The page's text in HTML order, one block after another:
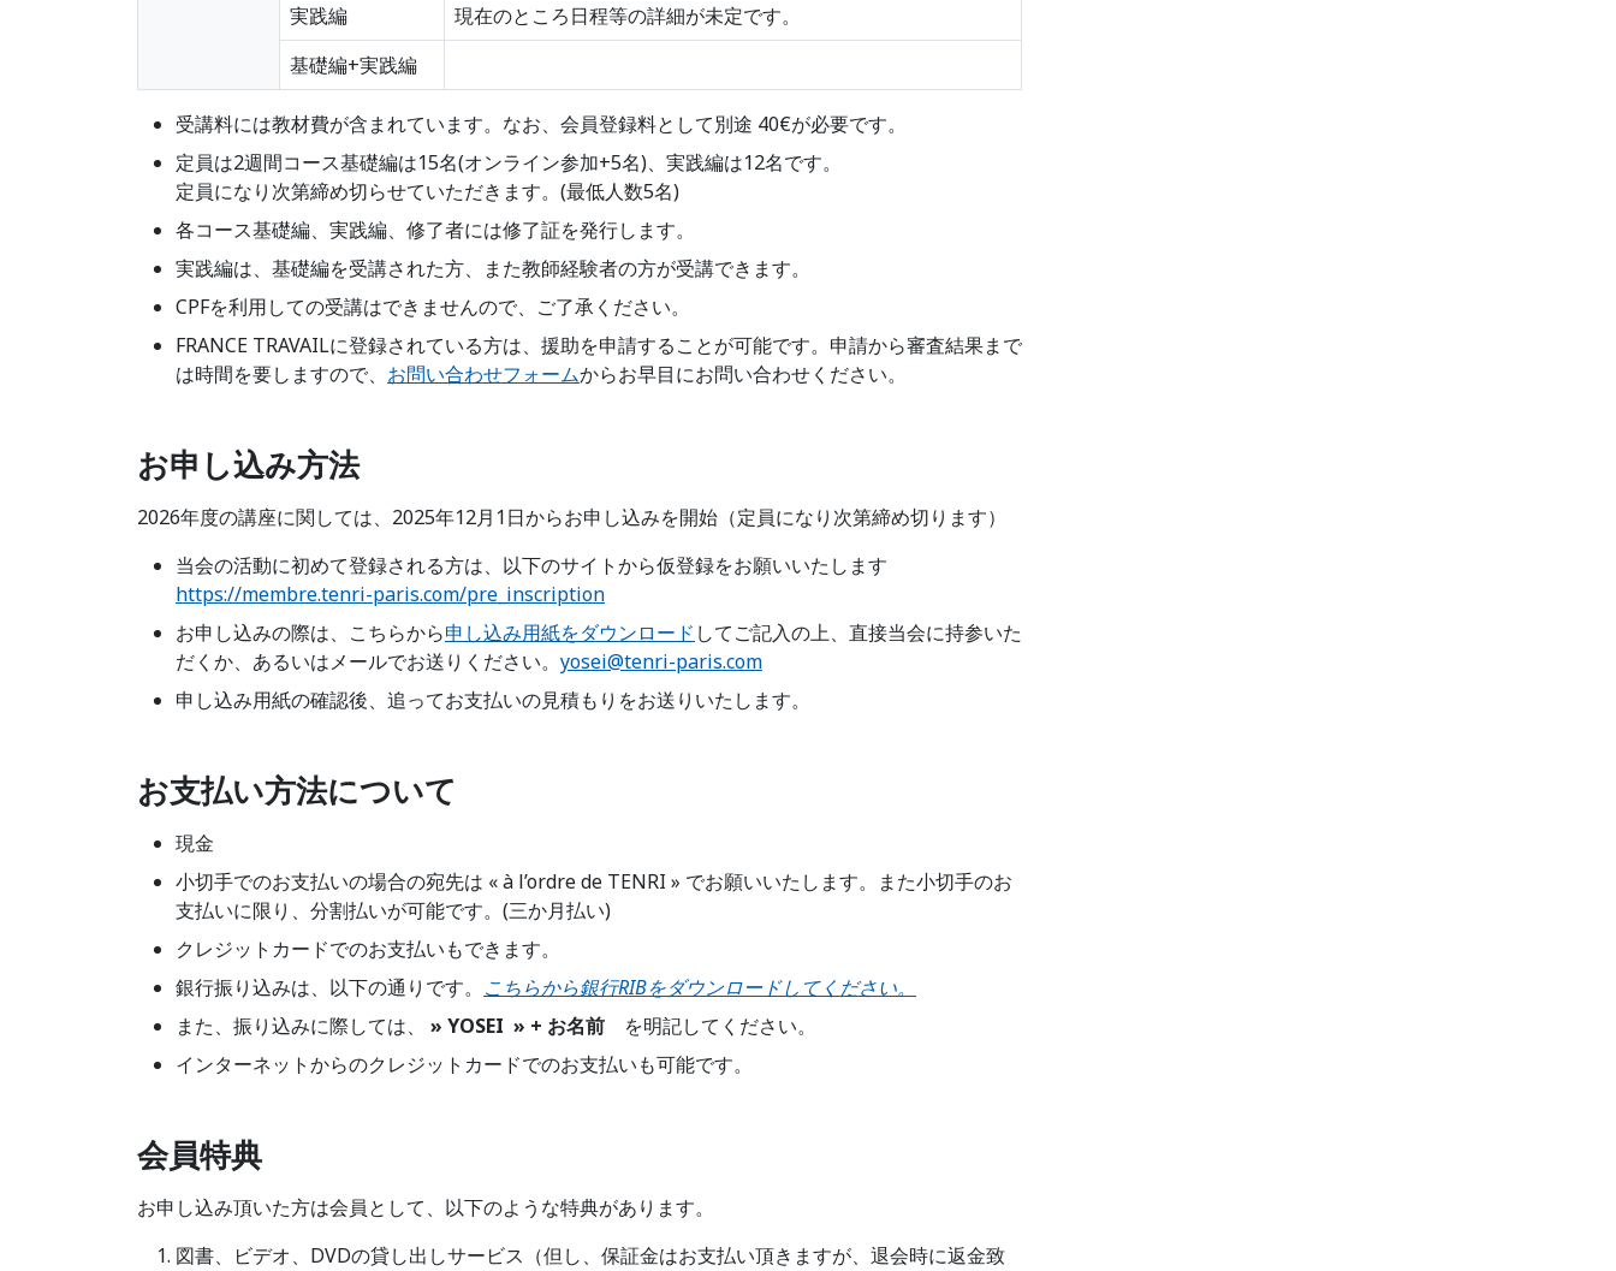
実践編
現在のところ日程等の詳細が未定です。
基礎編+実践編
受講料には教材費が含まれています。なお、会員登録料として別途 40€が必要です。
定員は2週間コース基礎編は15名(オンライン参加+5名)、実践編は12名です。
定員になり次第締め切らせていただきます。(最低人数5名)
各コース基礎編、実践編、修了者には修了証を発行します。
実践編は、基礎編を受講された方、また教師経験者の方が受講できます。
CPFを利用しての受講はできませんので、ご了承ください。
FRANCE TRAVAILに登録されている方は、援助を申請することが可能です。申請から審査結果まで
は時間を要しますので、 お問い合わせフォームからお早目にお問い合わせください。
お申し込み方法
2026年度の講座に関しては、2025年12月1日からお申し込みを開始（定員になり次第締め切ります）
当会の活動に初めて登録される方は、以下のサイトから仮登録をお願いいたします
https://membre.tenri-paris.com/pre_inscription
お申し込みの際は、こちらから申し込み用紙をダウンロード してご記入の上、直接当会に持参いた
だくか、あるいはメールでお送りください。 yosei@tenri-paris.com
申し込み用紙の確認後、追ってお支払いの見積もりをお送りいたします。
お支払い方法について
現金
小切手でのお支払いの場合の宛先は « à l’ordre de TENRI » でお願いいたします。また小切手のお
支払いに限り、分割払いが可能です。(三か月払い)
クレジットカードでのお支払いもできます。
銀行振り込みは、以下の通りです。 こちらから銀行RIBをダウンロードしてください。
また、振り込みに際しては、
» YOSEI » + お名前 を明記してください。
インターネットからのクレジットカードでのお支払いも可能です。
会員特典
お申し込み頂いた方は会員として、以下のような特典があります。
図書、ビデオ、DVDの貸し出しサービス（但し、保証金はお支払い頂きますが、退会時に返金致